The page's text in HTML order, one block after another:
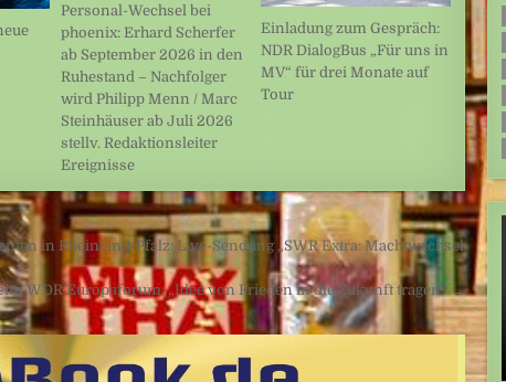
Personal-Wechsel bei
phoenix: Erhard Scherfer
ab September 2026 in den
Ruhestand – Nachfolger
wird Philipp Menn / Marc
Steinhäuser ab Juli 2026
stellv. Redaktionsleiter
Ereignisse
Einladung zum Gespräch:
NDR DialogBus „Für uns in
MV“ für drei Monate auf
Tour
in Rheinland-Pfalz: Live-Sendung „SWR Extra: Machtwechsel
WDR Europaforum: „Idee von Frieden in die Zukunft tragen“ →